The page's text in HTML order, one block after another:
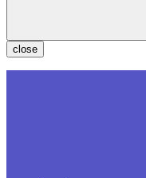
close